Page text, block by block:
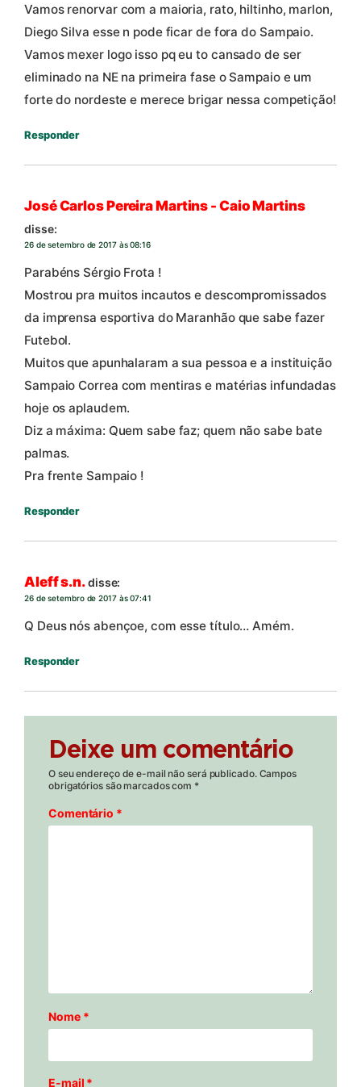
Vamos renorvar com a maioria, rato, hiltinho, marlon,
Diego Silva esse n pode ficar de fora do Sampaio.
Vamos mexer logo isso pq eu to cansado de ser
eliminado na NE na primeira fase o Sampaio e um
forte do nordeste e merece brigar nessa competição!
Responder
José Carlos Pereira Martins - Caio Martins
disse:
26 de setembro de 2017 às 08:16
Parabéns Sérgio Frota !
Mostrou pra muitos incautos e descompromissados
da imprensa esportiva do Maranhão que sabe fazer
Futebol.
Muitos que apunhalaram a sua pessoa e a instituição
Sampaio Correa com mentiras e matérias infundadas
hoje os aplaudem.
Diz a máxima: Quem sabe faz; quem não sabe bate
palmas.
Pra frente Sampaio !
Responder
Aleff s.n.disse:
26 de setembro de 2017 às 07:41
Q Deus nós abençoe, com esse título… Amém.
Responder
Deixe um comentário
O seu endereço de e-mail não será publicado. Campos
obrigatórios são marcados com *
Comentário *
Nome *
E-mail *